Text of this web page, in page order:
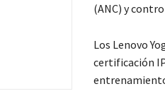
(ANC) y
Los Lenovo
certificación